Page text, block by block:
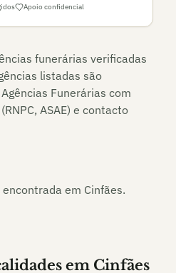
Apoio confidencial
funerárias verificadas
listadas são
Funerárias com
ASAE) e contacto
encontrada em Cinfães.
em Cinfães